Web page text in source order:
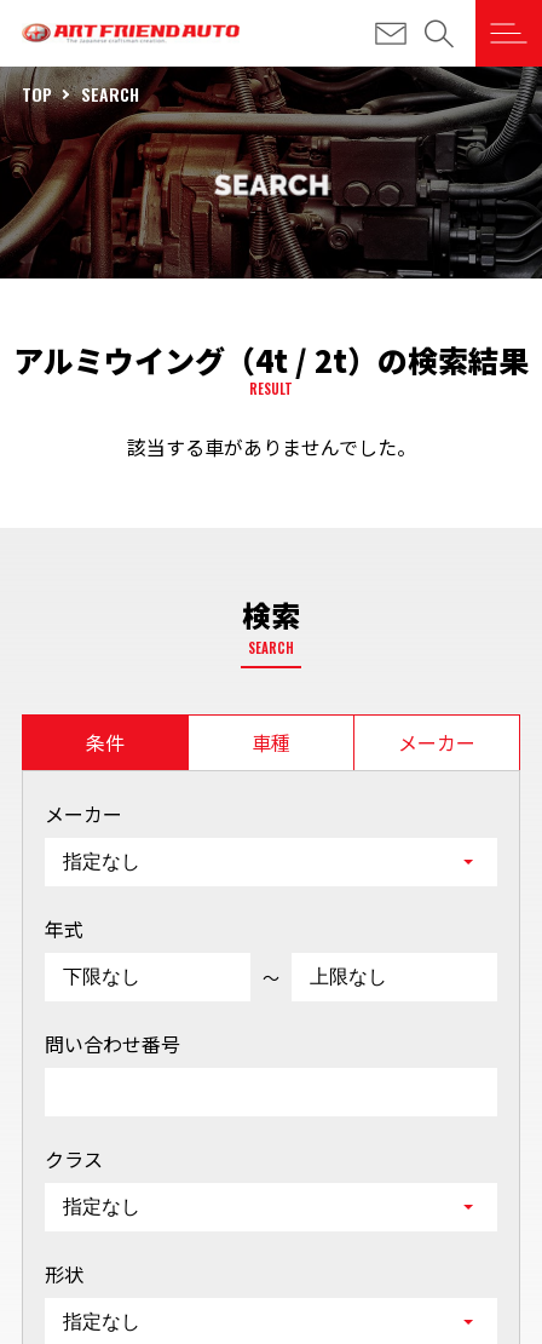
TOP SEARCH
アルミウイング（4t / 2t）の検索結果
RESULT
該当する車がありませんでした。
検索
SEARCH
条件 車種 メーカー
メーカー
年式
～
問い合わせ番号
クラス
形状